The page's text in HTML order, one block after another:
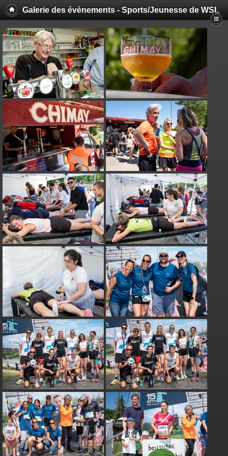
Galerie des évènements - Sports/Jeunesse de WSL